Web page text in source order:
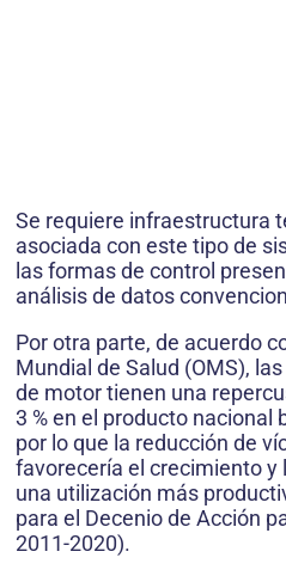
Se requiere infraestructura
asociada con este tipo de
las formas de control
análisis de datos
Por otra parte, de acuerdo
Mundial de Salud (OMS),
de motor tienen una
3 % en el producto nacional
por lo que la reducción de
favorecería el crecimiento y
una utilización más
para el Decenio de Acción
2011-2020).